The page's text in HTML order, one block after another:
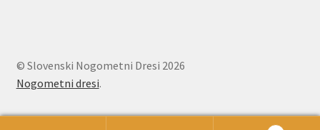
© Slovenski Nogometni Dresi 2026
Nogometni dresi.